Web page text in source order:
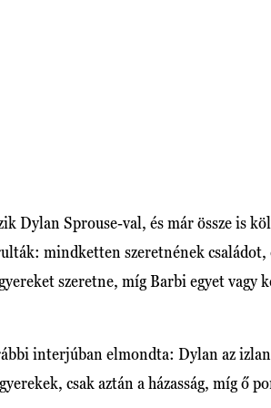
Dylan Sprouse-val, és már össze is
mindketten szeretnének családot,
szeretne, míg Barbi egyet vagy
interjúban elmondta: Dylan az
csak aztán a házasság, míg ő